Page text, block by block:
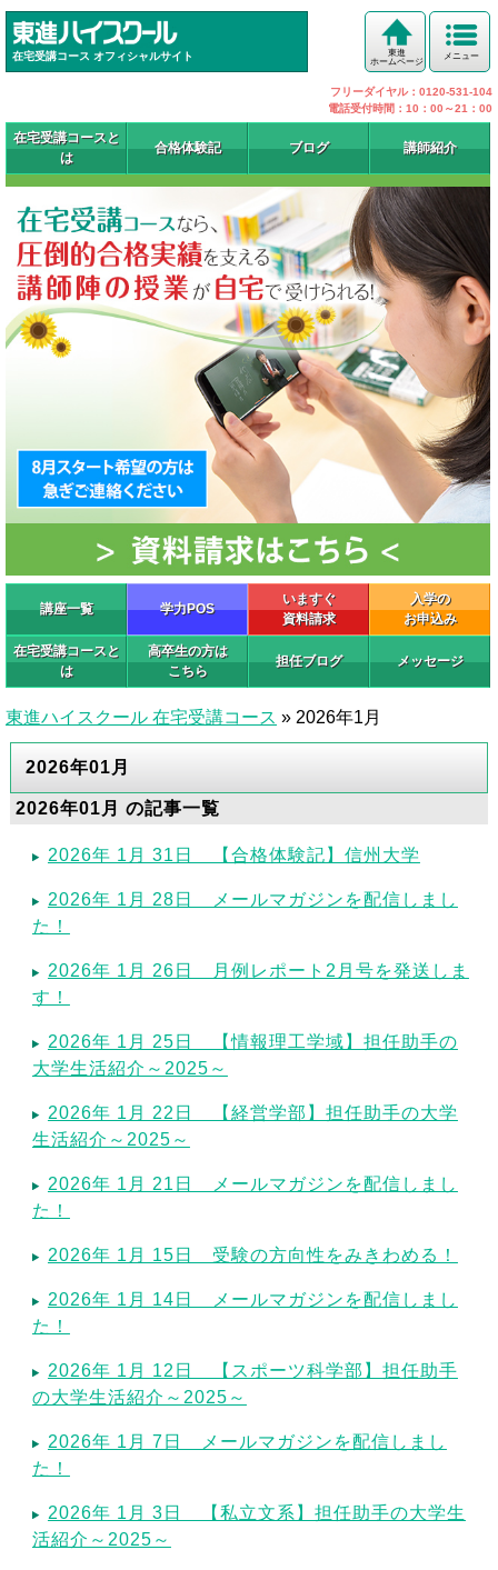
在宅受講コース オフィシャルサイト メニュー
東進
ホームページ
フリーダイヤル：0120-531-104
電話受付時間：10：00～21：00
在宅受講コースと
は
合格体験記 ブログ 講師紹介
講座一覧 学力POS
いますぐ
資料請求
入学の
お申込み
在宅受講コースと
は
高卒生の方は
こちら
担任ブログ メッセージ
東進ハイスクール 在宅受講コース » 2026年1月
2026年01月
2026年01月 の記事一覧
2026年 1月 31日 【合格体験記】信州大学
2026年 1月 28日 メールマガジンを配信しまし
た！
2026年 1月 26日 月例レポート2月号を発送しま
す！
2026年 1月 25日 【情報理工学域】担任助手の
大学生活紹介～2025～
2026年 1月 22日 【経営学部】担任助手の大学
生活紹介～2025～
2026年 1月 21日 メールマガジンを配信しまし
た！
2026年 1月 15日 受験の方向性をみきわめる！
2026年 1月 14日 メールマガジンを配信しまし
た！
2026年 1月 12日 【スポーツ科学部】担任助手
の大学生活紹介～2025～
2026年 1月 7日 メールマガジンを配信しまし
た！
2026年 1月 3日 【私立文系】担任助手の大学生
活紹介～2025～